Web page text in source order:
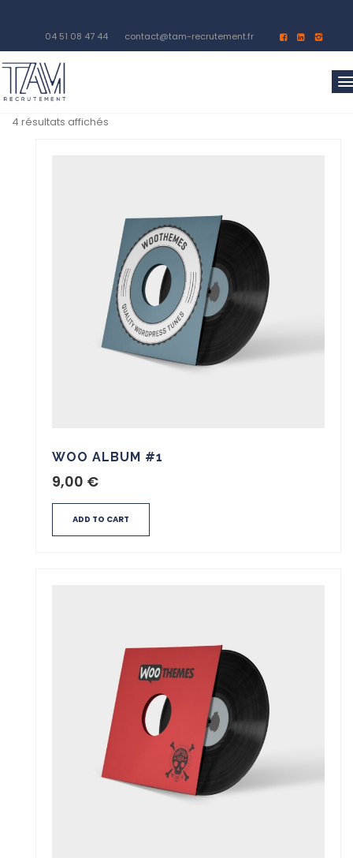
04 51 08 47 44 contact@tam-recrutement.fr
4 résultats affichés
WOO ALBUM #1
9,00 €
ADD TO CART